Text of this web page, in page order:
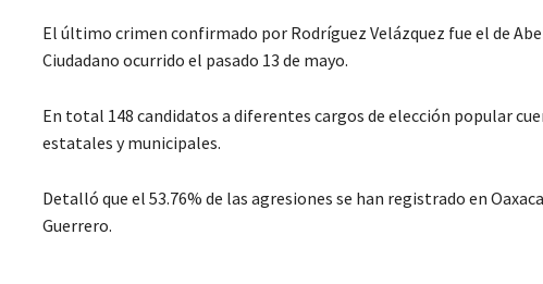
El último crimen confirmado por Rodríguez Velázquez fue el de
Ciudadano ocurrido el pasado 13 de mayo.
En total 148 candidatos a diferentes cargos de elección popular
estatales y municipales.
Detalló que el 53.76% de las agresiones se han registrado en
Guerrero.